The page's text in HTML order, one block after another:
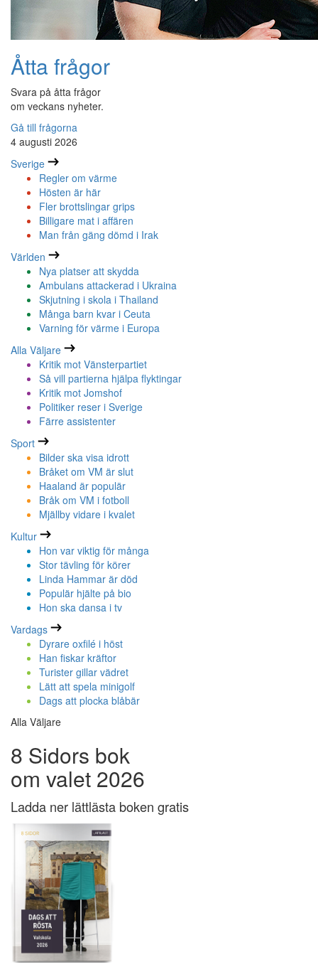
Åtta frågor
Svara på åtta frågor
om veckans nyheter.
Gå till frågorna
4 augusti 2026
Sverige
Regler om värme
Hösten är här
Fler brottslingar grips
Billigare mat i affären
Man från gäng dömd i Irak
Världen
Nya platser att skydda
Ambulans attackerad i Ukraina
Skjutning i skola i Thailand
Många barn kvar i Ceuta
Varning för värme i Europa
Alla Väljare
Kritik mot Vänsterpartiet
Så vill partierna hjälpa flyktingar
Kritik mot Jomshof
Politiker reser i Sverige
Färre assistenter
Sport
Bilder ska visa idrott
Bråket om VM är slut
Haaland är populär
Bråk om VM i fotboll
Mjällby vidare i kvalet
Kultur
Hon var viktig för många
Stor tävling för körer
Linda Hammar är död
Populär hjälte på bio
Hon ska dansa i tv
Vardags
Dyrare oxfilé i höst
Han fiskar kräftor
Turister gillar vädret
Lätt att spela minigolf
Dags att plocka blåbär
Alla Väljare
8 Sidors bok
om valet 2026
Ladda ner lättlästa boken gratis